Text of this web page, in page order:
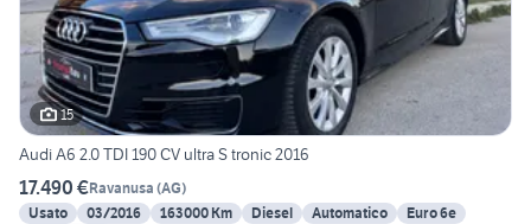
15
Audi A6 2.0 TDI 190 CV ultra S tronic 2016
17.490 €Ravanusa (AG)
Usato
03/2016 163000 Km Diesel Automatico
Euro 6e